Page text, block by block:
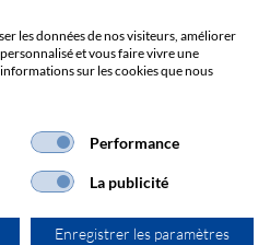
de port
les données de nos visiteurs, améliorer
et vous faire vivre une
sur les cookies que nous
Performance
La publicité
Enregistrer les paramètres